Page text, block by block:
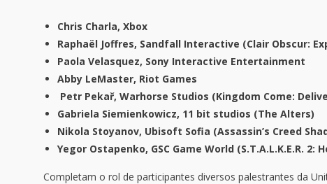
Chris Charla, Xbox
Raphaël Joffres, Sandfall Interactive (Clair Obscur:
Paola Velasquez, Sony Interactive Entertainment
Abby LeMaster, Riot Games
Petr Pekař, Warhorse Studios (Kingdom Come:
Gabriela Siemienkowicz, 11 bit studios (The Alters)
Nikola Stoyanov, Ubisoft Sofia (Assassin’s Creed
Yegor Ostapenko, GSC Game World (S.T.A.L.K.E.R. 2:
Completam o rol de participantes diversos palestrantes da